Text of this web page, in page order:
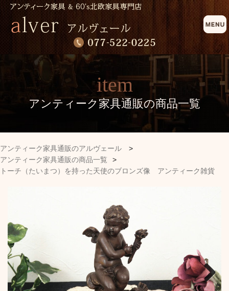
item
アンティーク家具通販の商品一覧
アンティーク家具通販のアルヴェール
>
アンティーク家具通販の商品一覧
>
トーチ（たいまつ）を持った天使のブロンズ像 アンティーク雑貨